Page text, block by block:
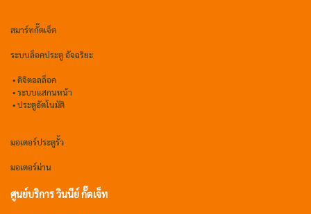
สมาร์ทกั๊ตเจ็ต
ระบบล็อคประตู อัจฉริยะ
•ดิจิตอลล็อค
• ระบบแสกนหน้า
• ประตูอัตโนมัติ
มอเตอร์ประตูรั้ว
มอเตอร์ม่าน
ศูนย์บริการ วินนีย์ กั๊ตเจ็ท